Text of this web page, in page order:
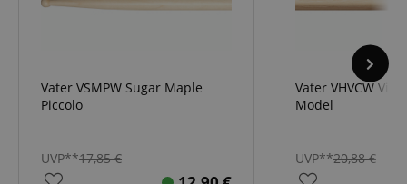
Vater VSMPW Sugar Maple
Piccolo
UVP**17,85€
Vater VHVCW
Model
UVP**20,88€